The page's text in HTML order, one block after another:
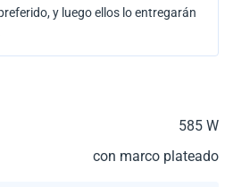
y luego ellos lo entregarán
585 W
con marco plateado